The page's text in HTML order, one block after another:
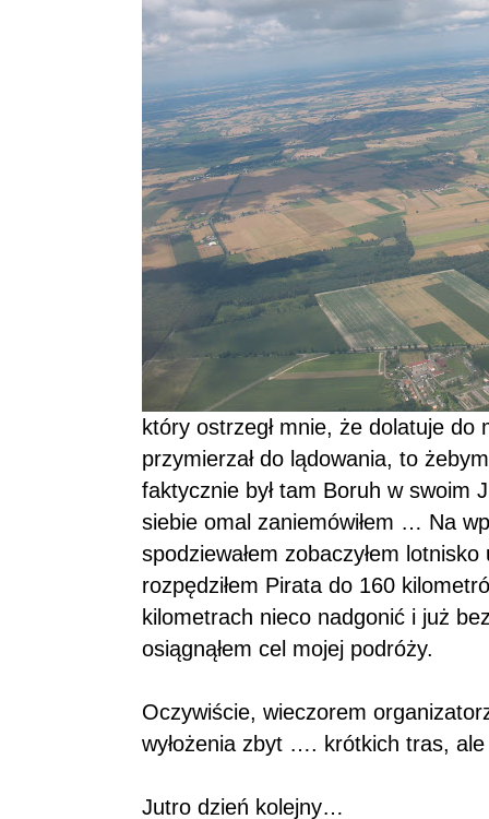
który ostrzegł mnie, że dolatuje do
przymierzał do lądowania, to
faktycznie był tam Boruh w swoim
siebie omal zaniemówiłem … Na
spodziewałem zobaczyłem
rozpędziłem Pirata do 160
kilometrach nieco nadgonić i już
osiągnąłem cel mojej podróży.
Oczywiście, wieczorem
wyłożenia zbyt …. krótkich tras,
Jutro dzień kolejny…